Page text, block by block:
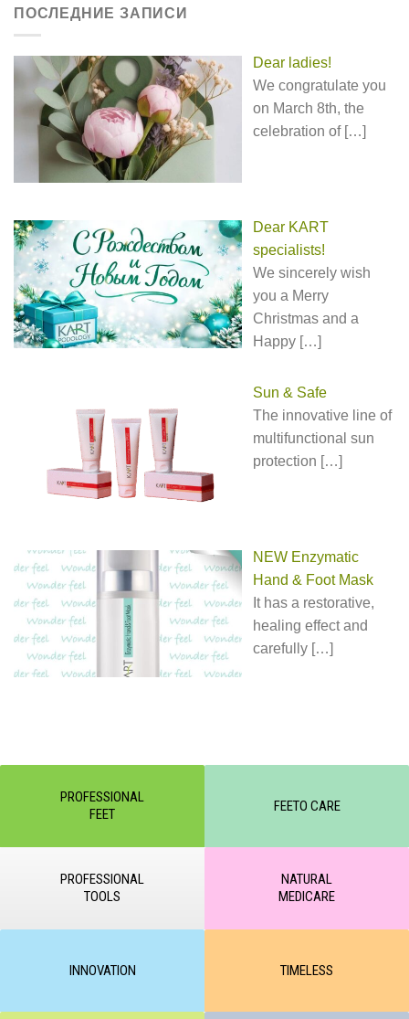
ПОСЛЕДНИЕ ЗАПИСИ
Dear ladies!
We congratulate you
on March 8th, the
celebration of […]
Dear KART
specialists!
We sincerely wish
you a Merry
Christmas and a
Happy […]
Sun & Safe
The innovative line of
multifunctional sun
protection […]
NEW Enzymatic
Hand & Foot Mask
It has a restorative,
healing effect and
carefully […]
PROFESSIONAL
FEET
FEETO CARE
PROFESSIONAL
TOOLS
NATURAL
MEDICARE
INNOVATION TIMELESS